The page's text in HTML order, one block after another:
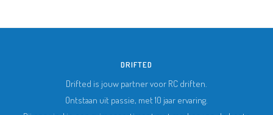
DRIFTED
Drifted is jouw partner voor RC driften.
Ontstaan uit passie, met 10 jaar ervaring.